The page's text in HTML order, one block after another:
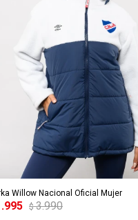
Willow Nacional Oficial Mujer
$ 3.990
AGREGAR AL CARRITO